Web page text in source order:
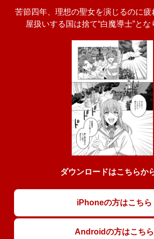
苦節四年、理想の聖女を演じるのに疲
屋扱いする国は捨て“白魔導士”とな
ダウンロードはこちらか
iPhoneの方はこちら
Androidの方はこちら